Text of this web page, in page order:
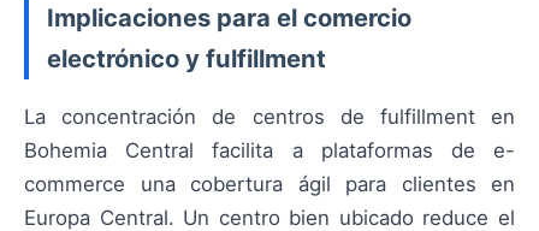
Implicaciones para el comercio
electrónico y fulfillment
La concentración de centros de fulfillment en
Bohemia Central facilita a plataformas de e-
commerce una cobertura ágil para clientes en
Europa Central. Un centro bien ubicado reduce el